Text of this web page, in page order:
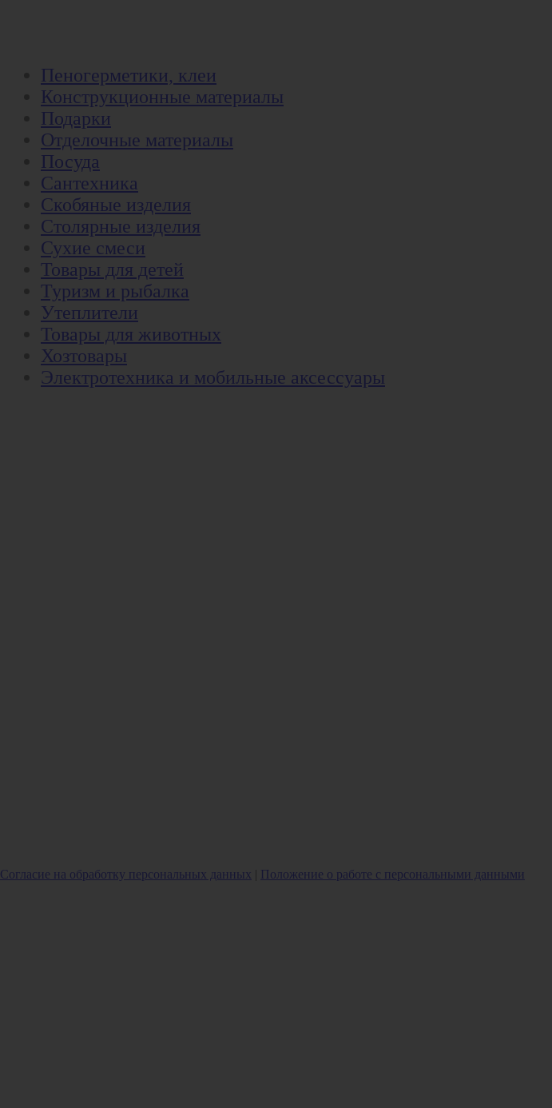
Пеногерметики, клеи
Конструкционные материалы
Подарки
Отделочные материалы
Посуда
Сантехника
Скобяные изделия
Столярные изделия
Сухие смеси
Товары для детей
Туризм и рыбалка
Утеплители
Товары для животных
Хозтовары
Электротехника и мобильные аксессуары
Согласие на обработку персональных данных | Положение о работе с персональными данными